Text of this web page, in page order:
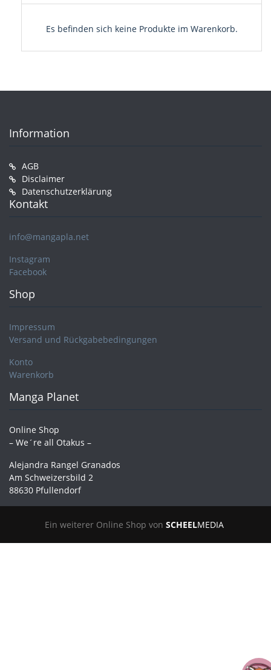
Es befinden sich keine Produkte im Warenkorb.
Information
AGB
Disclaimer
Datenschutzerklärung
Kontakt
info@mangapla.net
Instagram
Facebook
Shop
Impressum
Versand und Rückgabebedingungen
Konto
Warenkorb
Manga Planet
Online Shop
– We´re all Otakus –
Alejandra Rangel Granados
Am Schweizersbild 2
88630 Pfullendorf
Ein weiterer Online Shop von SCHEELMEDIA